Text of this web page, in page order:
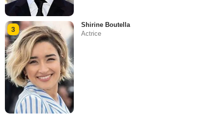
3
Shirine Boutella
Actrice